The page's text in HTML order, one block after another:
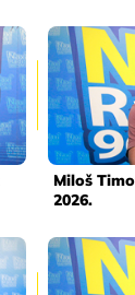
Miloš
2026.